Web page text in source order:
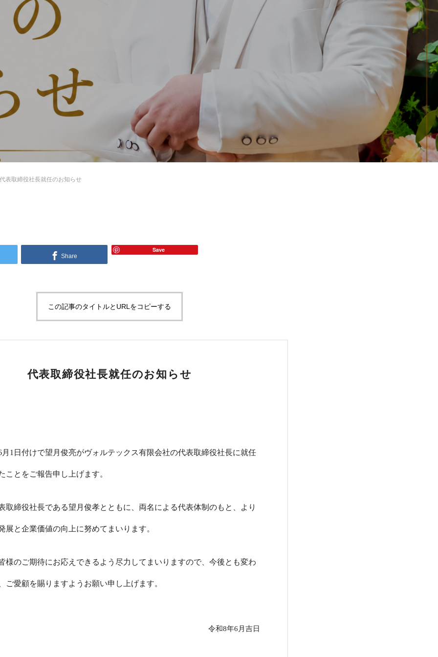
代表取締役社長就任のお知らせ
Share
Save
この記事のタイトルとURLをコピーする
代表取締役社長就任のお知らせ
月1日付けで望月俊亮がヴォルテックス有限会社の代表取締役社長に就任
ことをご報告申し上げます。
取締役社長である望月俊孝とともに、両名による代表体制のもと、より
展と企業価値の向上に努めてまいります。
様のご期待にお応えできるよう尽力してまいりますので、今後とも変わ
ご愛顧を賜りますようお願い申し上げます。
令和8年6月吉日